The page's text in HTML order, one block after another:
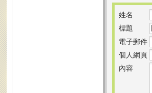
姓名
標題
電子郵件
個人網頁
內容